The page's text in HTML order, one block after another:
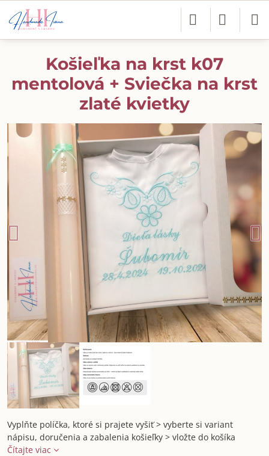
Košieľka na krst k07
mentolová + Sviečka na krst
zlaté kvietky
Vyplňte políčka, ktoré si prajete vyšiť > vyberte si variant
nápisu, doručenia a zabalenia košieľky > vložte do košíka
Čítajte viac